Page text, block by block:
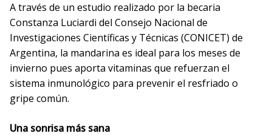
A través de un estudio realizado por la becaria
Constanza Luciardi del Consejo Nacional de
Investigaciones Científicas y Técnicas (CONICET) de
Argentina, la mandarina es ideal para los meses de
invierno pues aporta vitaminas que refuerzan el
sistema inmunológico para prevenir el resfriado o
gripe común.
Una sonrisa más sana